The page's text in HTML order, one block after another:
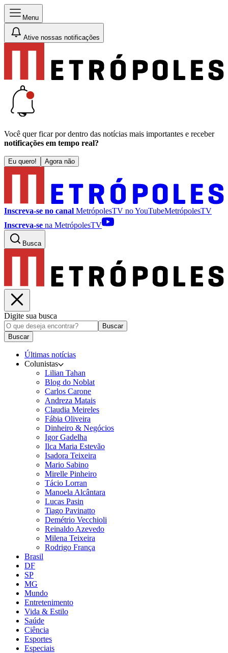
Menu
Ative nossas notificações
Você quer ficar por dentro das notícias mais importantes e receber
notificações em tempo real?
Eu quero! Agora não
Inscreva-se no canal MetrópolesTV noYouTubeMetrópolesTV
Inscreva-se na MetrópolesTV
Busca
Digite sua busca
Buscar
Buscar
Últimas notícias
Colunistas
Lilian Tahan
Blog do Noblat
Carlos Carone
Andreza Matais
Claudia Meireles
Fábia Oliveira
Dinheiro & Negócios
Igor Gadelha
Ilca Maria Estevão
Isadora Teixeira
Mario Sabino
Mirelle Pinheiro
Tácio Lorran
Manoela Alcântara
Lucas Pasin
Tiago Pavinatto
Demétrio Vecchioli
Reinaldo Azevedo
Milena Teixeira
Rodrigo França
Brasil
DF
SP
MG
Mundo
Entretenimento
Vida & Estilo
Saúde
Ciência
Esportes
Especiais